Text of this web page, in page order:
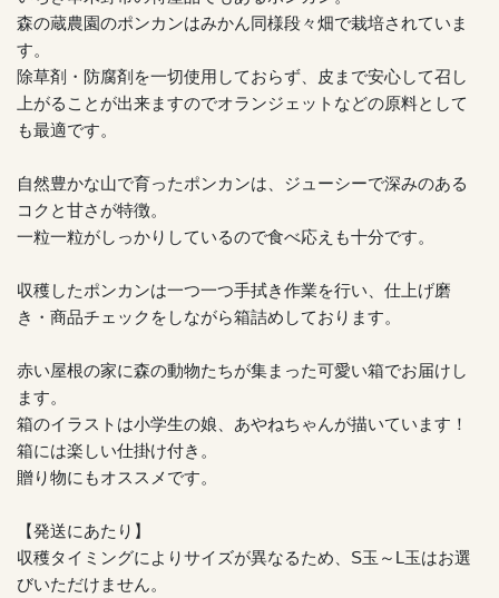
森の蔵農園のポンカンはみかん同様段々畑で栽培されていま
す。
除草剤・防腐剤を一切使用しておらず、皮まで安心して召し
上がることが出来ますのでオランジェットなどの原料として
も最適です。
自然豊かな山で育ったポンカンは、ジューシーで深みのある
コクと甘さが特徴。
一粒一粒がしっかりしているので食べ応えも十分です。
収穫したポンカンは一つ一つ手拭き作業を行い、仕上げ磨
き・商品チェックをしながら箱詰めしております。
赤い屋根の家に森の動物たちが集まった可愛い箱でお届けし
ます。
箱のイラストは小学生の娘、あやねちゃんが描いています！
箱には楽しい仕掛け付き。
贈り物にもオススメです。
【発送にあたり】
収穫タイミングによりサイズが異なるため、S玉～L玉はお選
びいただけません。